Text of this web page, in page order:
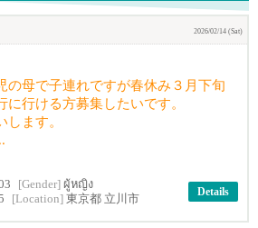
2026/02/14 (Sat)
の母で子連れですが春休み３月下旬
に行ける方募集したいです。
ます。
[Gender] ผู้หญิง
[Location] 東京都 立川市
Details